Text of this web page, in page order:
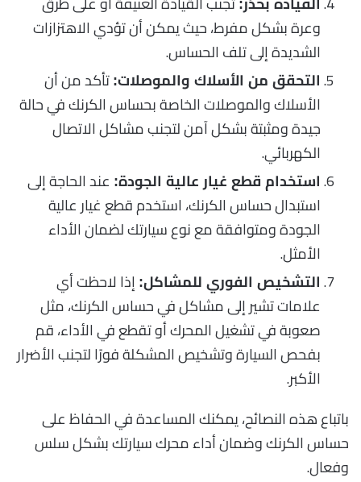
القيادة بحذر:
وعرة بشكل مفرط، حيث يمكن أن تؤدي الاهتزازات
الشديدة إلى تلف الحساس.
التحقق من الأسلاك والموصلات: تأكد من أن
الأسلاك والموصلات الخاصة بحساس الكرنك في حالة
جيدة ومثبتة بشكل آمن لتجنب مشاكل الاتصال
الكهربائي.
استخدام قطع غيار عالية الجودة: عند الحاجة إلى
استبدال حساس الكرنك، استخدم قطع غيار عالية
الجودة ومتوافقة مع نوع سيارتك لضمان الأداء
الأمثل.
التشخيص الفوري للمشاكل: إذا لاحظت أي
علامات تشير إلى مشاكل في حساس الكرنك، مثل
صعوبة في تشغيل المحرك أو تقطع في الأداء، قم
بفحص السيارة وتشخيص المشكلة فورًا لتجنب الأضرار
الأكبر.
باتباع هذه النصائح، يمكنك المساعدة في الحفاظ على
حساس الكرنك وضمان أداء محرك سيارتك بشكل سلس
وفعال.